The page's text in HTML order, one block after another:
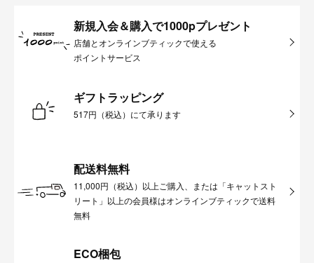
新規入会＆購入で1000pプレゼント
店舗とオンラインブティックで使える
ポイントサービス
ギフトラッピング
517円（税込）にて承ります
配送料無料
11,000円（税込）以上ご購入、または「キャットスト
リート」以上の会員様はオンラインブティックで送料
無料
ECO梱包